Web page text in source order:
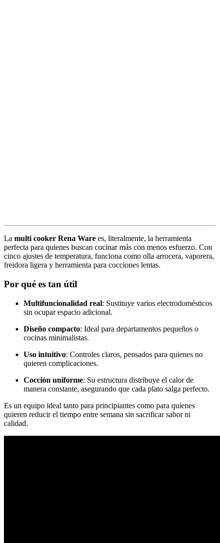
La multi cooker Rena Ware es, literalmente, la herramienta
perfecta para quienes buscan cocinar más con menos esfuerzo. Con
cinco ajustes de temperatura, funciona como olla arrocera, vaporera,
freidora ligera y herramienta para cocciones lentas.
Por qué es tan útil
Multifuncionalidad real: Sustituye varios electrodomésticos
sin ocupar espacio adicional.
Diseño compacto: Ideal para departamentos pequeños o
cocinas minimalistas.
Uso intuitivo: Controles claros, pensados para quienes no
quieren complicaciones.
Cocción uniforme: Su estructura distribuye el calor de
manera constante, asegurando que cada plato salga perfecto.
Es un equipo ideal tanto para principiantes como para quienes
quieren reducir el tiempo entre semana sin sacrificar sabor ni
calidad.